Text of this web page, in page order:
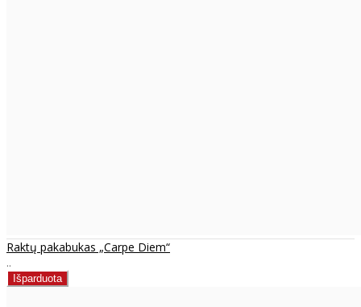
Raktų pakabukas „Carpe Diem“
..